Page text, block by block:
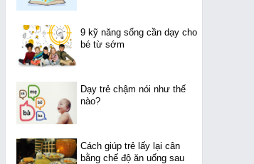
9 kỹ năng sống cần dạy cho
bé từ sớm
Dạy trẻ chậm nói như thế
nào?
Cách giúp trẻ lấy lại cân
bằng chế độ ăn uống sau